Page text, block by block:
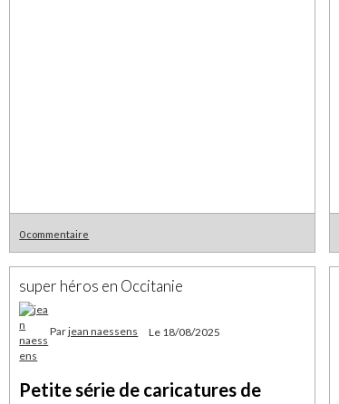
0 commentaire
super héros en Occitanie
Parjean naessens Le 18/08/2025
Petite série de caricatures de